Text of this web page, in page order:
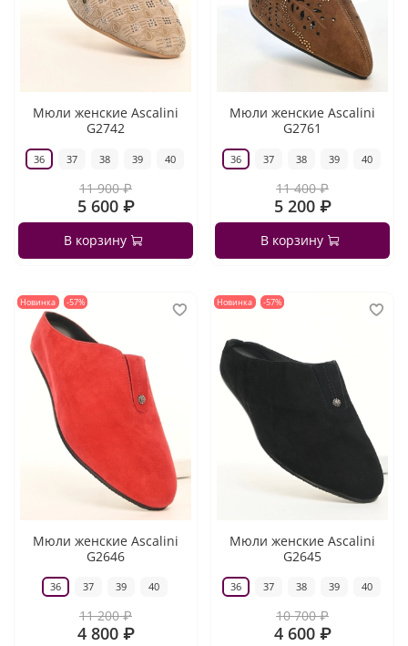
Мюли женские Ascalini
G2742
36 37 38 39 40
11 900 ₽
5 600 ₽
В корзину
Мюли женские Ascalini
G2761
36 37 38 39 40
11 400 ₽
5 200 ₽
В корзину
Новинка -57%
Мюли женские Ascalini
G2646
36 37 39 40
11 200 ₽
4 800 ₽
Новинка -57%
Мюли женские Ascalini
G2645
36 37 38 39 40
10 700 ₽
4 600 ₽